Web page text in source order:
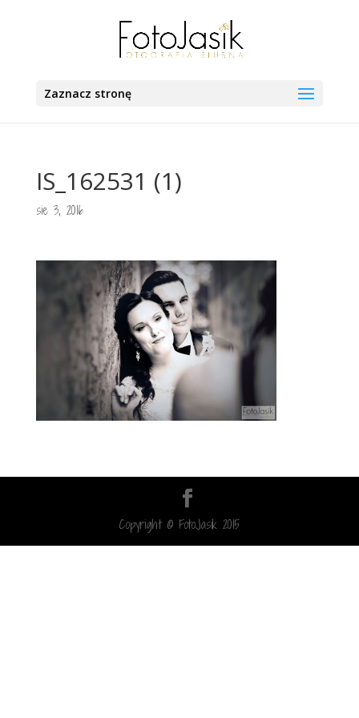
Zaznacz stronę
IS_162531 (1)
sie 3, 2016
Copyright © FotoJasik 2015